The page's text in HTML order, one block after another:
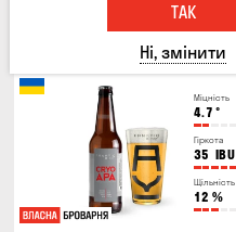
Міцність
4.7 °
Гіркота
35 IBU
Щільність
12 %
ТАК
Ні, змінити